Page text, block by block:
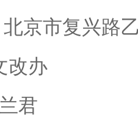
市复兴路乙
办
君